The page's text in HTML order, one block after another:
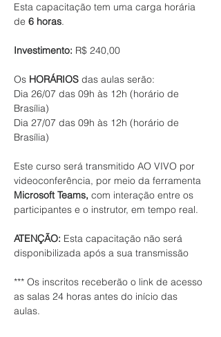
Esta capacitação tem uma carga horária
de 6 horas.
Investimento: R$ 240,00
Os HORÁRIOS das aulas serão:
Dia 26/07 das 09h às 12h (horário de
Brasília)
Dia 27/07 das 09h às 12h (horário de
Brasília)
Este curso será transmitido AO VIVO por
videoconferência, por meio da ferramenta
Microsoft Teams, com interação entre os
participantes e o instrutor, em tempo real.
ATENÇÃO: Esta capacitação não será
disponibilizada após a sua transmissão
*** Os inscritos receberão o link de acesso
as salas 24 horas antes do início das
aulas.